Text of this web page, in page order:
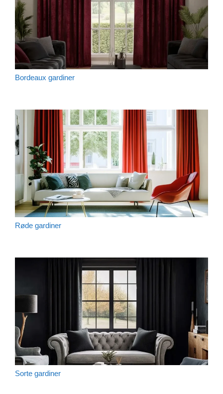
Bordeaux gardiner
Røde gardiner
Sorte gardiner